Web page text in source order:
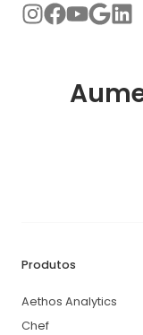
Produtos
Aethos Analytics
Chef